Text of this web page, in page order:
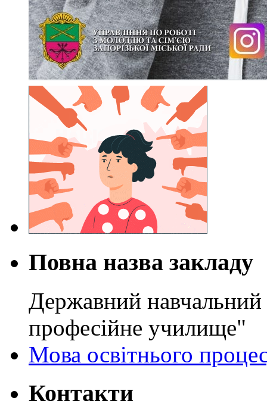
Повна назва закладу
Державний навчальний
професійне училище"
Мова освітнього
Контакти